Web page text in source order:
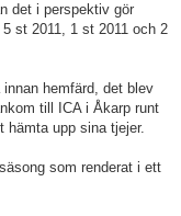
det i perspektiv gör
st 2011, 1 st 2011 och 2
hemfärd, det blev
till ICA i Åkarp runt
hämta upp sina tjejer.
som renderat i ett